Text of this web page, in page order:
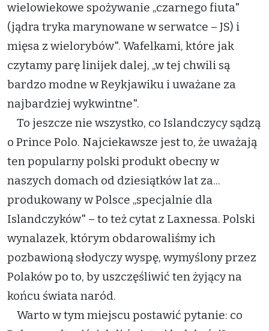
wielowiekowe spożywanie „czarnego fiuta"
(jądra tryka marynowane w serwatce – JS) i
mięsa z wielorybów". Wafelkami, które jak
czytamy parę linijek dalej, „w tej chwili są
bardzo modne w Reykjawiku i uważane za
najbardziej wykwintne".
To jeszcze nie wszystko, co Islandczycy sądzą
o Prince Polo. Najciekawsze jest to, że uważają
ten popularny polski produkt obecny w
naszych domach od dziesiątków lat za...
produkowany w Polsce „specjalnie dla
Islandczyków" – to też cytat z Laxnessa. Polski
wynalazek, którym obdarowaliśmy ich
pozbawioną słodyczy wyspę, wymyślony przez
Polaków po to, by uszczęśliwić ten żyjący na
końcu świata naród.
Warto w tym miejscu postawić pytanie: co